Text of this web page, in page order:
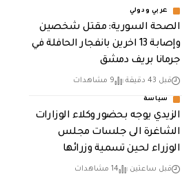
عربي ودولي
الصحة السورية: مقتل شخصين
وإصابة 13 اخرين بانفجار الحافلة في
جرمانا بريف دمشق
قبل 43 دقيقة 9 مشاهدات
سياسة
الزيدي يوجه بحضور وكلاء الوزارات
الشاغرة الى جلسات مجلس
الوزراء لحين تسمية وزرائها
قبل ساعتين 14 مشاهدات